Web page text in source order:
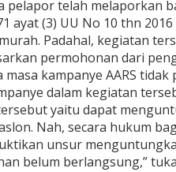
pelapor telah melaporkan
ayat (3) UU No 10 thn
Padahal, kegiatan
permohonan dari
masa kampanye AARS
dalam kegiatan
yaitu dapat
Nah, secara hukum
unsur
belum berlangsung,”